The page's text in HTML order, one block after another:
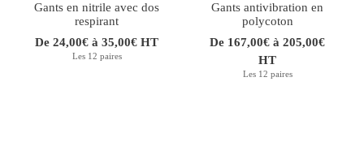
Gants en nitrile avec dos
respirant
De 24,00€ à 35,00€ HT
Les 12 paires
Gants antivibration en
polycoton
De 167,00€ à 205,00€
HT
Les 12 paires